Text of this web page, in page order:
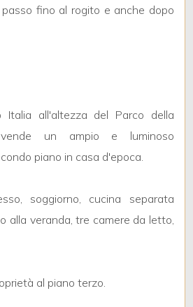
fino al rogito e anche dopo
Italia all'altezza del Parco della
vende un ampio e luminoso
piano in casa d'epoca.
soggiorno, cucina separata
alla veranda, tre camere da letto,
al piano terzo.